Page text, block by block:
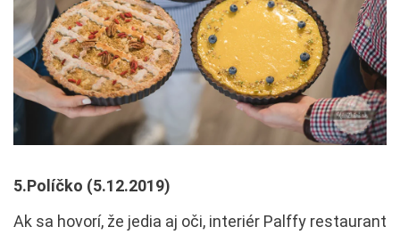
5.Políčko (5.12.2019)
Ak sa hovorí, že jedia aj oči, interiér Palffy restaurant